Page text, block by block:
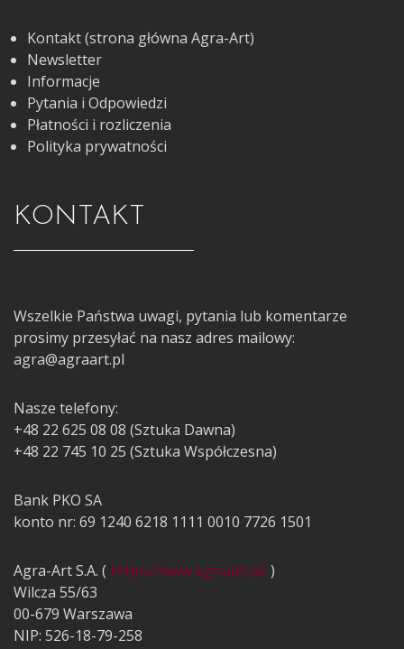
Kontakt (strona główna Agra-Art)
Newsletter
Informacje
Pytania i Odpowiedzi
Płatności i rozliczenia
Polityka prywatności
KONTAKT
Wszelkie Państwa uwagi, pytania lub komentarze
prosimy przesyłać na nasz adres mailowy:
agra@agraart.pl
Nasze telefony:
+48 22 625 08 08 (Sztuka Dawna)
+48 22 745 10 25 (Sztuka Współczesna)
Bank PKO SA
konto nr: 69 1240 6218 1111 0010 7726 1501
Agra-Art S.A. ( https://www.agraart.pl/)
Wilcza 55/63
00-679 Warszawa
NIP: 526-18-79-258